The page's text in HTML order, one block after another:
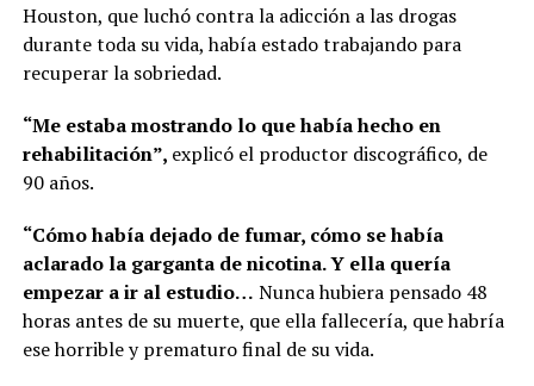
Houston, que luchó contra la adicción a las drogas
durante toda su vida, había estado trabajando para
recuperar la sobriedad.
“Me estaba mostrando lo que había hecho en
rehabilitación”, explicó el productor discográfico, de
90 años.
“Cómo había dejado de fumar, cómo se había
aclarado la garganta de nicotina. Y ella quería
empezar a ir al estudio… Nunca hubiera pensado 48
horas antes de su muerte, que ella fallecería, que habría
ese horrible y prematuro final de su vida.